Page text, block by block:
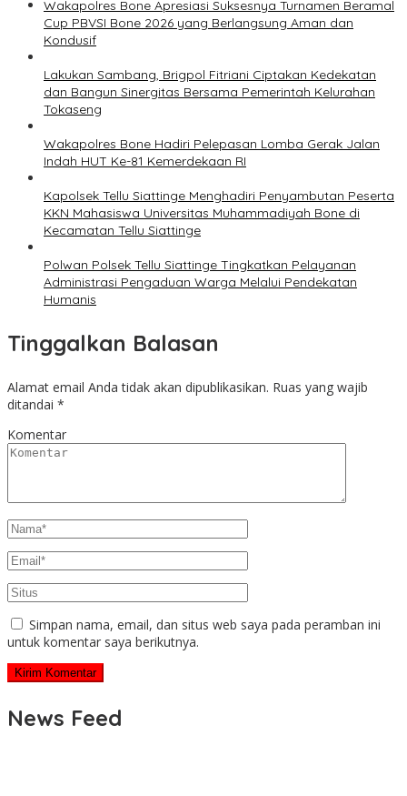
Wakapolres Bone Apresiasi Suksesnya Turnamen Beramal
Cup PBVSI Bone 2026 yang Berlangsung Aman dan
Kondusif
Lakukan Sambang, Brigpol Fitriani Ciptakan Kedekatan
dan Bangun Sinergitas Bersama Pemerintah Kelurahan
Tokaseng
Wakapolres Bone Hadiri Pelepasan Lomba Gerak Jalan
Indah HUT Ke-81 Kemerdekaan RI
Kapolsek Tellu Siattinge Menghadiri Penyambutan Peserta
KKN Mahasiswa Universitas Muhammadiyah Bone di
Kecamatan Tellu Siattinge
Polwan Polsek Tellu Siattinge Tingkatkan Pelayanan
Administrasi Pengaduan Warga Melalui Pendekatan
Humanis
Tinggalkan Balasan
Alamat email Anda tidak akan dipublikasikan. Ruas yang wajib
ditandai *
Komentar
Simpan nama, email, dan situs web saya pada peramban ini
untuk komentar saya berikutnya.
News Feed